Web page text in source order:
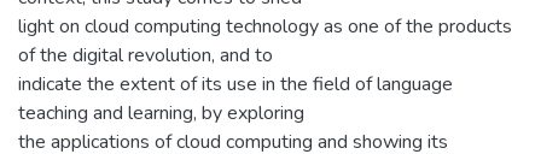
light on cloud computing technology as one of the products
of the digital revolution, and to
indicate the extent of its use in the field of language
teaching and learning, by exploring
the applications of cloud computing and showing its